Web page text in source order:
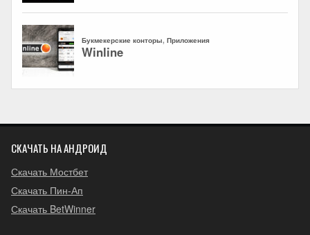
СКАЧАТЬ НА АНДРОИД
Скачать Мостбет
Скачать Пин-Ап
Скачать BetWinner